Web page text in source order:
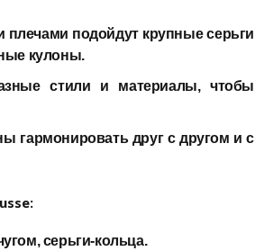
подойдут крупные серьги
кулоны.
стили и материалы, чтобы
гармонировать друг с другом и с
серьги-кольца.